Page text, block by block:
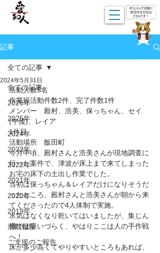
記事
全ての記事
2026年
2025年
2024年
2023年
2022年
2021年
2020年
2019年
活動報告
ご支援のご報告
全ての記事
2024年5月31日
活動人数5名
作業班活動件数2件、完了件数1件
メンバー　殿村、浩美、保っちゃん、セイ
(午後)、レイア
1件目
活動場所　飯田町
今月中頃、殿村さんと浩美さんが現地調査に
行った案件で、津波が床上まで来てしまった
お宅の床下の土出し作業でした。
当初は保っちゃん＆レイアだけになりそうだ
ったところ、殿村さんと浩美さんが朝から来
てくださったので4人体制で実施。
水気はなくなり乾いてはいましたが、集じん
機では吸いづらく、やはりここは人の手作戦
へ！
床が多少高くてやりやすいところもあれば、